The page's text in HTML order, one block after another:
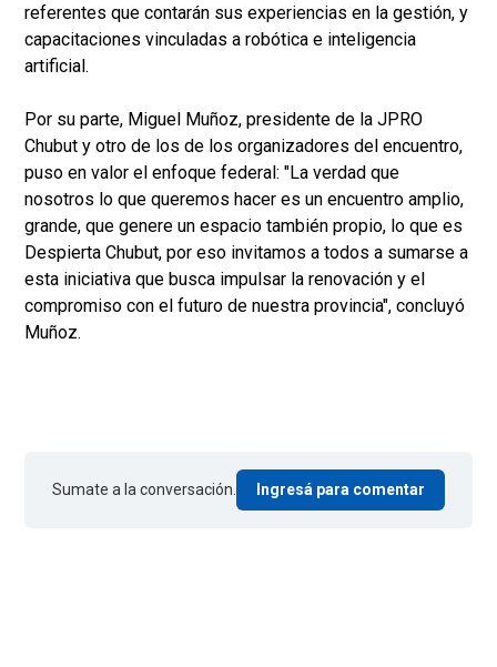
referentes que contarán sus experiencias en la gestión, y
capacitaciones vinculadas a robótica e inteligencia
artificial.
Por su parte, Miguel Muñoz, presidente de la JPRO
Chubut y otro de los de los organizadores del encuentro,
puso en valor el enfoque federal: "La verdad que
nosotros lo que queremos hacer es un encuentro amplio,
grande, que genere un espacio también propio, lo que es
Despierta Chubut, por eso invitamos a todos a sumarse a
esta iniciativa que busca impulsar la renovación y el
compromiso con el futuro de nuestra provincia", concluyó
Muñoz.
Sumate a la conversación. Ingresá para comentar